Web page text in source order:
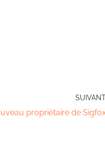
propriétaire de